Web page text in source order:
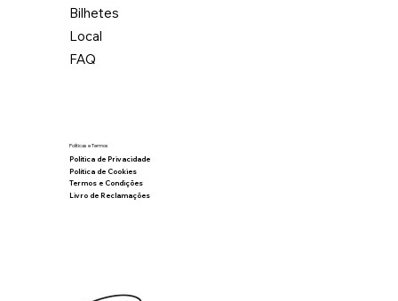
Bilhetes
Local
FAQ
Políticas e Termos
Política de Privacidade
Política de Cookies
Termos e Condições
Livro de Reclamações